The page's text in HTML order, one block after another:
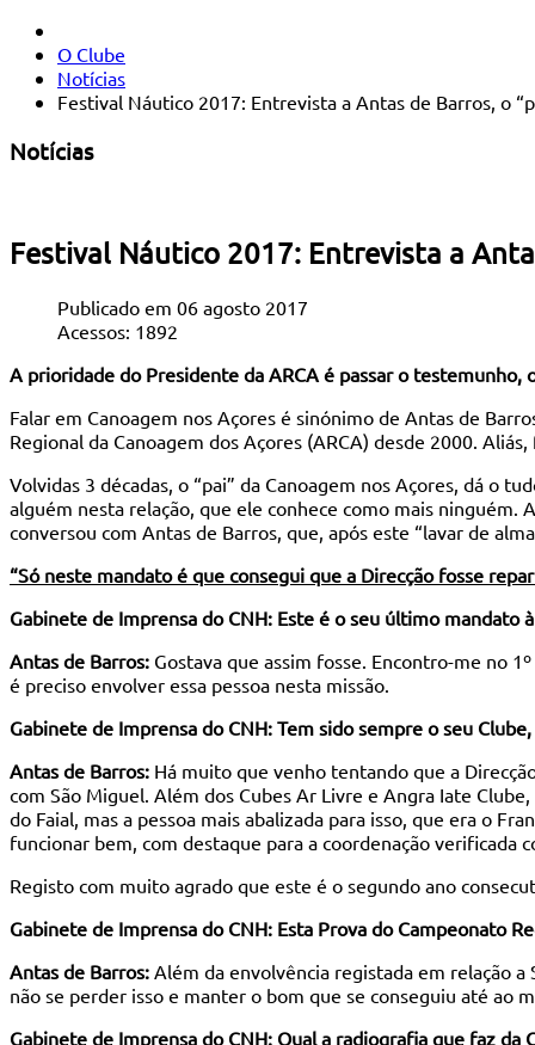
O Clube
Notícias
Festival Náutico 2017: Entrevista a Antas de Barros, o
Notícias
Festival Náutico 2017: Entrevista a
Publicado em 06 agosto 2017
Acessos: 1892
A prioridade do Presidente da ARCA é passar o testemunho,
Falar em Canoagem nos Açores é sinónimo de Antas de
Regional da Canoagem dos Açores (ARCA) desde 2000.
Volvidas 3 décadas, o “pai” da Canoagem nos Açores, dá o
alguém nesta relação, que ele conhece como mais ninguém.
conversou com Antas de Barros, que, após este “lavar de
“Só neste mandato é que consegui que a Direcção fosse
Gabinete de Imprensa do CNH: Este é o seu último mandato
Antas de Barros: Gostava que assim fosse. Encontro-me no
é preciso envolver essa pessoa nesta missão.
Gabinete de Imprensa do CNH: Tem sido sempre o seu
Antas de Barros: Há muito que venho tentando que a
com São Miguel. Além dos Cubes Ar Livre e Angra Iate
do Faial, mas a pessoa mais abalizada para isso, que era o
funcionar bem, com destaque para a coordenação verificada
Registo com muito agrado que este é o segundo ano
Gabinete de Imprensa do CNH: Esta Prova do Campeonato
Antas de Barros: Além da envolvência registada em relação
não se perder isso e manter o bom que se conseguiu até ao
Gabinete de Imprensa do CNH: Qual a radiografia que faz da